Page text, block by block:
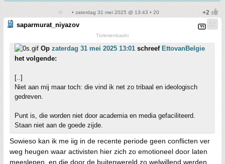
• zaterdag 31 mei 2025 @ 13:43 • 20
saparmurat_niyazov
Türkmenbashi
Op zaterdag 31 mei 2025 13:01 schreef EttovanBelgie
het volgende:
[..]
Niet aan mij maar toch: die vind ik net zo tribaal en ideologisch
gedreven.
Punt is, die worden niet door academia en media gefaciliteerd.
Staan niet aan de goede zijde.
Sowieso kan ik me iig in de recente periode geen conflicten ver
weg heugen waar activisten hier zich zo emotioneel door laten
meeslepen, en die door de buitenwereld zo welwillend werden